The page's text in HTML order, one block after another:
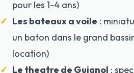
pour les 1-4 ans)
Les bateaux a voile :
un baton dans le grand
location)
Le theatre de Guignol :